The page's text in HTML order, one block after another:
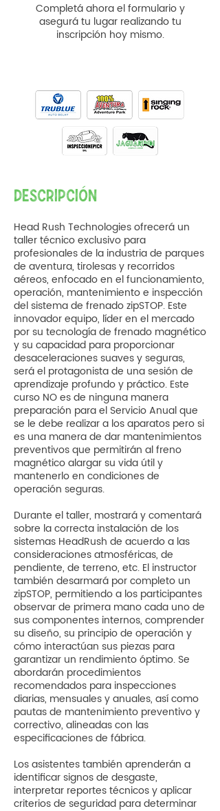
Completá ahora el formulario y
asegurá tu lugar realizando tu
inscripción hoy mismo.
DESCRIPCIÓN
Head Rush Technologies ofrecerá un
taller técnico exclusivo para
profesionales de la industria de parques
de aventura, tirolesas y recorridos
aéreos, enfocado en el funcionamiento,
operación, mantenimiento e inspección
del sistema de frenado zipSTOP. Este
innovador equipo, líder en el mercado
por su tecnología de frenado magnético
y su capacidad para proporcionar
desaceleraciones suaves y seguras,
será el protagonista de una sesión de
aprendizaje profundo y práctico. Este
curso NO es de ninguna manera
preparación para el Servicio Anual que
se le debe realizar a los aparatos pero si
es una manera de dar mantenimientos
preventivos que permitirán al freno
magnético alargar su vida útil y
mantenerlo en condiciones de
operación seguras.
Durante el taller, mostrará y comentará
sobre la correcta instalación de los
sistemas HeadRush de acuerdo a las
consideraciones atmosféricas, de
pendiente, de terreno, etc. El instructor
también desarmará por completo un
zipSTOP, permitiendo a los participantes
observar de primera mano cada uno de
sus componentes internos, comprender
su diseño, su principio de operación y
cómo interactúan sus piezas para
garantizar un rendimiento óptimo. Se
abordarán procedimientos
recomendados para inspecciones
diarias, mensuales y anuales, así como
pautas de mantenimiento preventivo y
correctivo, alineadas con las
especificaciones de fábrica.
Los asistentes también aprenderán a
identificar signos de desgaste,
interpretar reportes técnicos y aplicar
criterios de seguridad para determinar